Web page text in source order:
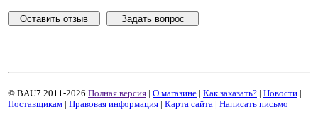
Оставить отзыв Задать вопрос
© BAU7 2011-2026 Полная версия | О магазине | Как заказать? | Новости |
Поставщикам | Правовая информация | Карта сайта | Написать письмо